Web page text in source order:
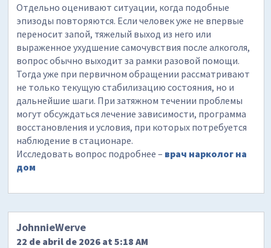
Отдельно оценивают ситуации, когда подобные
эпизоды повторяются. Если человек уже не впервые
переносит запой, тяжелый выход из него или
выраженное ухудшение самочувствия после алкоголя,
вопрос обычно выходит за рамки разовой помощи.
Тогда уже при первичном обращении рассматривают
не только текущую стабилизацию состояния, но и
дальнейшие шаги. При затяжном течении проблемы
могут обсуждаться лечение зависимости, программа
восстановления и условия, при которых потребуется
наблюдение в стационаре.
Исследовать вопрос подробнее – врач нарколог на
дом
JohnnieWerve
22 de abril de 2026 at 5:18 AM